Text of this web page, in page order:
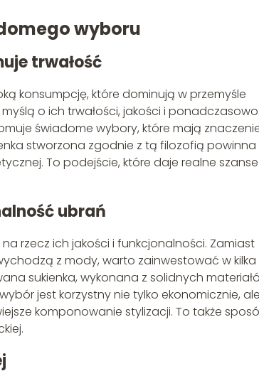
wyboru
trwałość
konsumpcję, które dominują w przemyśle
o ich trwałości, jakości i
świadome wybory, które mają
stworzona zgodnie z tą filozofią powinna
To podejście, które daje realne
ubrań
rzecz ich jakości i funkcjonalności. Zamiast
z mody, warto zainwestować w kilka
sukienka, wykonana z solidnych
jest korzystny nie tylko ekonomicznie, ale
komponowanie stylizacji. To także